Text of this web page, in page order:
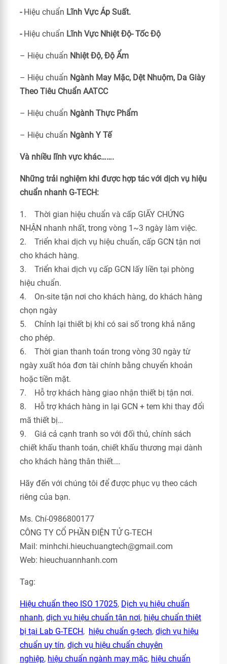
- Hiệu chuẩn Lĩnh Vực Áp Suất.
-Hiệu chuẩn Lĩnh Vực Nhiệt Độ- Tốc Độ
– Hiệu chuẩn Nhiệt Độ, Độ Ẩm
– Hiệu chuẩn Ngành May Mặc, Dệt Nhuộm, Da Giày
Theo Tiêu Chuẩn AATCC
– Hiệu chuẩn Ngành Thực Phẩm
– Hiệu chuẩn Ngành Y Tế
Và nhiều lĩnh vực khác…….
Những trải nghiệm khi được hợp tác với dịch vụ hiệu
chuẩn nhanh G-TECH:
1. Thời gian hiệu chuẩn và cấp GIẤY CHỨNG
NHẬN nhanh nhất, trong vòng 1~3 ngày làm việc.
2. Triển khai dịch vụ hiệu chuẩn, cấp GCN tận nơi
cho khách hàng.
3. Triển khai dịch vụ cấp GCN lấy liền tại phòng
hiệu chuẩn.
4. On-site tận nơi cho khách hàng, do khách hàng
chọn ngày
5. Chỉnh lại thiết bị khi có sai số trong khả năng
cho phép.
6. Thời gian thanh toán trong vòng 30 ngày từ
ngày xuất hóa đơn tài chính bằng chuyển khoản
hoặc tiền mặt.
7. Hỗ trợ khách hàng giao nhận thiết bị tận nơi.
8. Hỗ trợ khách hàng in lại GCN + tem khi thay đổi
mã thiết bị…
9. Giá cả cạnh tranh so với đối thủ, chính sách
chiết khấu thanh toán, chiết khấu thương mại dành
cho khách hàng thân thiết.…
Hãy đến với chúng tôi để được phục vụ theo cách
riêng của bạn.
Ms. Chí-0986800177
CÔNG TY CỔ PHẦN ĐIỆN TỬ G-TECH
Mail: minhchi.hieuchuangtech@gmail.com
Web: hieuchuannhanh.com
Tag:
Hiệu chuẩn theo ISO 17025, Dịch vụ hiệu chuẩn
nhanh, dịch vụ hiệu chuẩn tận nơi, hiệu chuẩn thiêt
bị tại Lab G-TECH, hiệu chuẩn g-tech, dịch vụ hiệu
chuẩn uy tín, dịch vụ hiệu chuẩn chuyên
nghiệp, hiệu chuẩn ngành may mặc, hiệu chuẩn